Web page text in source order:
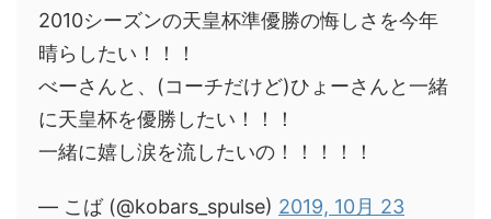
2010シーズンの天皇杯準優勝の悔しさを今年
晴らしたい！！！
べーさんと、(コーチだけど)ひょーさんと一緒
に天皇杯を優勝したい！！！
一緒に嬉し涙を流したいの！！！！！
— こば (@kobars_spulse) 2019, 10月 23